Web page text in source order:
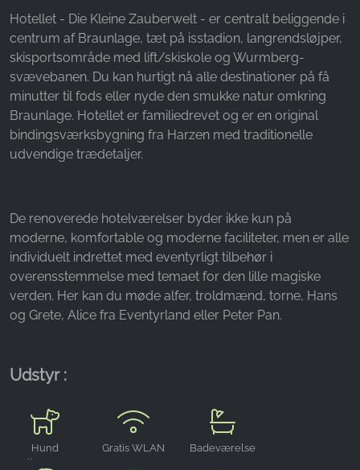
Hotellet - Die Kleine Zauberwelt - er centralt beliggende i
centrum af Braunlage, tæt på isstadion, langrendsløjper,
skisportsområde med lift/skiskole og Wurmberg-
svævebanen. Du kan hurtigt nå alle destinationer på få
minutter til fods eller nyde den smukke natur omkring
Braunlage. Hotellet er familiedrevet og er en original
bindingsværksbygning fra Harzen med traditionelle
udvendige trædetaljer.
De renoverede hotelværelser byder ikke kun på
moderne, komfortable og moderne faciliteter, men er alle
individuelt indrettet med eventyrligt tilbehør i
overensstemmelse med temaet for den lille magiske
verden. Her kan du møde alfer, troldmænd, torne, Hans
og Grete, Alice fra Eventyrland eller Peter Pan.
Udstyr :
Hund
velkommen
Gratis WLAN Badeværelse
_fbp, fr, _fbq, fbq
Provider:
Facebook Ireland Ltd.
Purpose:
Måling af reklamer og markedsføring
Cookie duration:
STATISTIK
Statistikcookies indsamler oplysninger anonymt.
Disse oplysninger hjælper os med at forstå,
hvordan vores besøgende bruger vores
hjemmeside.
Google LLC